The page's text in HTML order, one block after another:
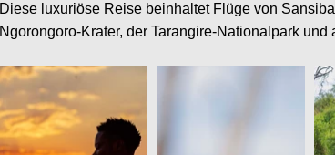
Diese luxuriöse Reise beinhaltet Flüge von
Ngorongoro-Krater, der Tarangire-Nationalpark und